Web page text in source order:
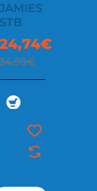
JAMIES
STB
24,74€
34,99€